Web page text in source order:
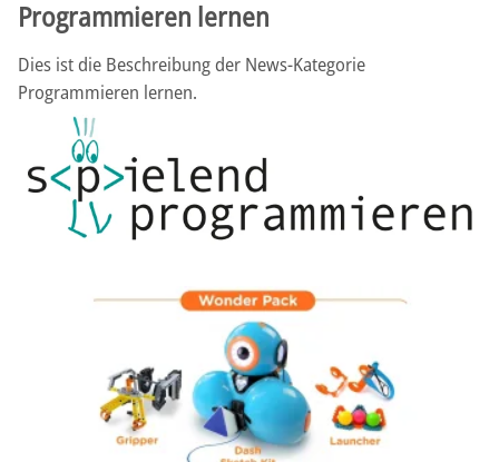
Programmieren lernen
Dies ist die Beschreibung der News-Kategorie
Programmieren lernen.